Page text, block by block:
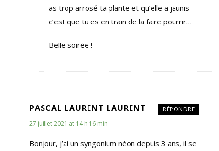
as trop arrosé ta plante et qu’elle a jaunis
c’est que tu es en train de la faire pourrir…
Belle soirée !
RÉPONDRE
PASCAL LAURENT LAURENT
27 juillet 2021 at 14 h 16 min
Bonjour, j’ai un syngonium néon depuis 3 ans, il se